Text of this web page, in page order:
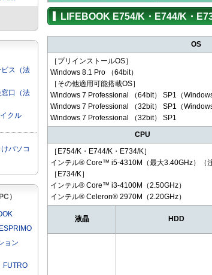
ス（法
口（法
クル
パソコ
）
ョン
FUTRO
LIFEBOOK E754/K・E744/K・
OS
［プリインストールOS］
Windows 8.1 Pro （64bit）
［その他適用可能搭載OS］
Windows 7 Professional （64bit） SP1（
Windows 7 Professional （32bit） SP1（
Windows 7 Professional （32bit） SP1
CPU
［E754/K・E744/K・E734/K］
インテル® Core™ i5-4310M（最大3.40GHz）（注
［E734/K］
インテル® Core™ i3-4100M（2.50GHz）
インテル® Celeron® 2970M（2.20GHz）
液晶 HDD